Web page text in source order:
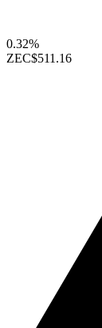
0.32%
ZEC$511.16